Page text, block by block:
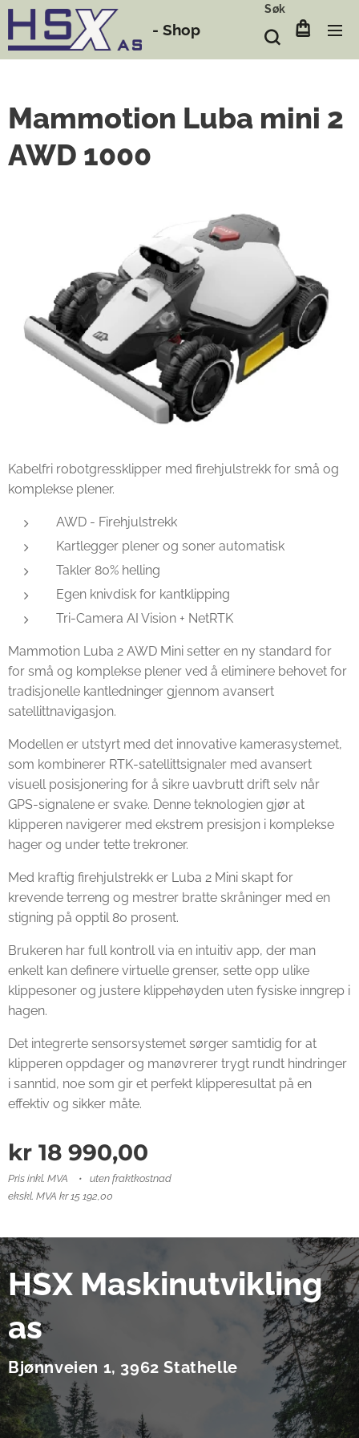
- Shop
Søk
Mammotion Luba mini 2
AWD 1000
Kabelfri robotgressklipper med firehjulstrekk for små og
komplekse plener.
AWD - Firehjulstrekk
Kartlegger plener og soner automatisk
Takler 80% helling
Egen knivdisk for kantklipping
Tri-Camera AI Vision + NetRTK
Mammotion Luba 2 AWD Mini setter en ny standard for
for små og komplekse plener ved å eliminere behovet for
tradisjonelle kantledninger gjennom avansert
satellittnavigasjon.
Modellen er utstyrt med det innovative kamerasystemet,
som kombinerer RTK-satellittsignaler med avansert
visuell posisjonering for å sikre uavbrutt drift selv når
GPS-signalene er svake. Denne teknologien gjør at
klipperen navigerer med ekstrem presisjon i komplekse
hager og under tette trekroner.
Med kraftig firehjulstrekk er Luba 2 Mini skapt for
krevende terreng og mestrer bratte skråninger med en
stigning på opptil 80 prosent.
Brukeren har full kontroll via en intuitiv app, der man
enkelt kan definere virtuelle grenser, sette opp ulike
klippesoner og justere klippehøyden uten fysiske inngrep i
hagen.
Det integrerte sensorsystemet sørger samtidig for at
klipperen oppdager og manøvrerer trygt rundt hindringer
i sanntid, noe som gir et perfekt klipperesultat på en
effektiv og sikker måte.
kr 18 990,00
Pris inkl. MVA
uten fraktkostnad
ekskl. MVA kr 15 192,00
HSX Maskinutvikling
as
Bjønnveien 1, 3962 Stathelle